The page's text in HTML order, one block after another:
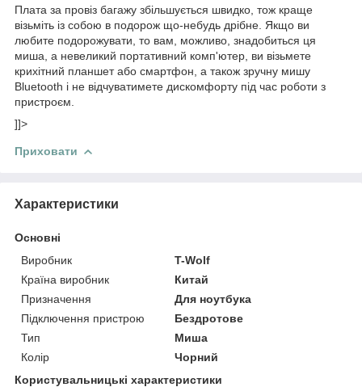
Плата за провіз багажу збільшується швидко, тож краще
візьміть із собою в подорож що-небудь дрібне. Якщо ви
любите подорожувати, то вам, можливо, знадобиться ця
миша, а невеликий портативний комп'ютер, ви візьмете
крихітний планшет або смартфон, а також зручну мишу
Bluetooth і не відчуватимете дискомфорту під час роботи з
пристроєм.
]]>
Приховати
Характеристики
Основні
Виробник
T-Wolf
Країна виробник
Китай
Призначення
Для ноутбука
Підключення пристрою
Бездротове
Тип
Миша
Колір
Чорний
Користувальницькі характеристики